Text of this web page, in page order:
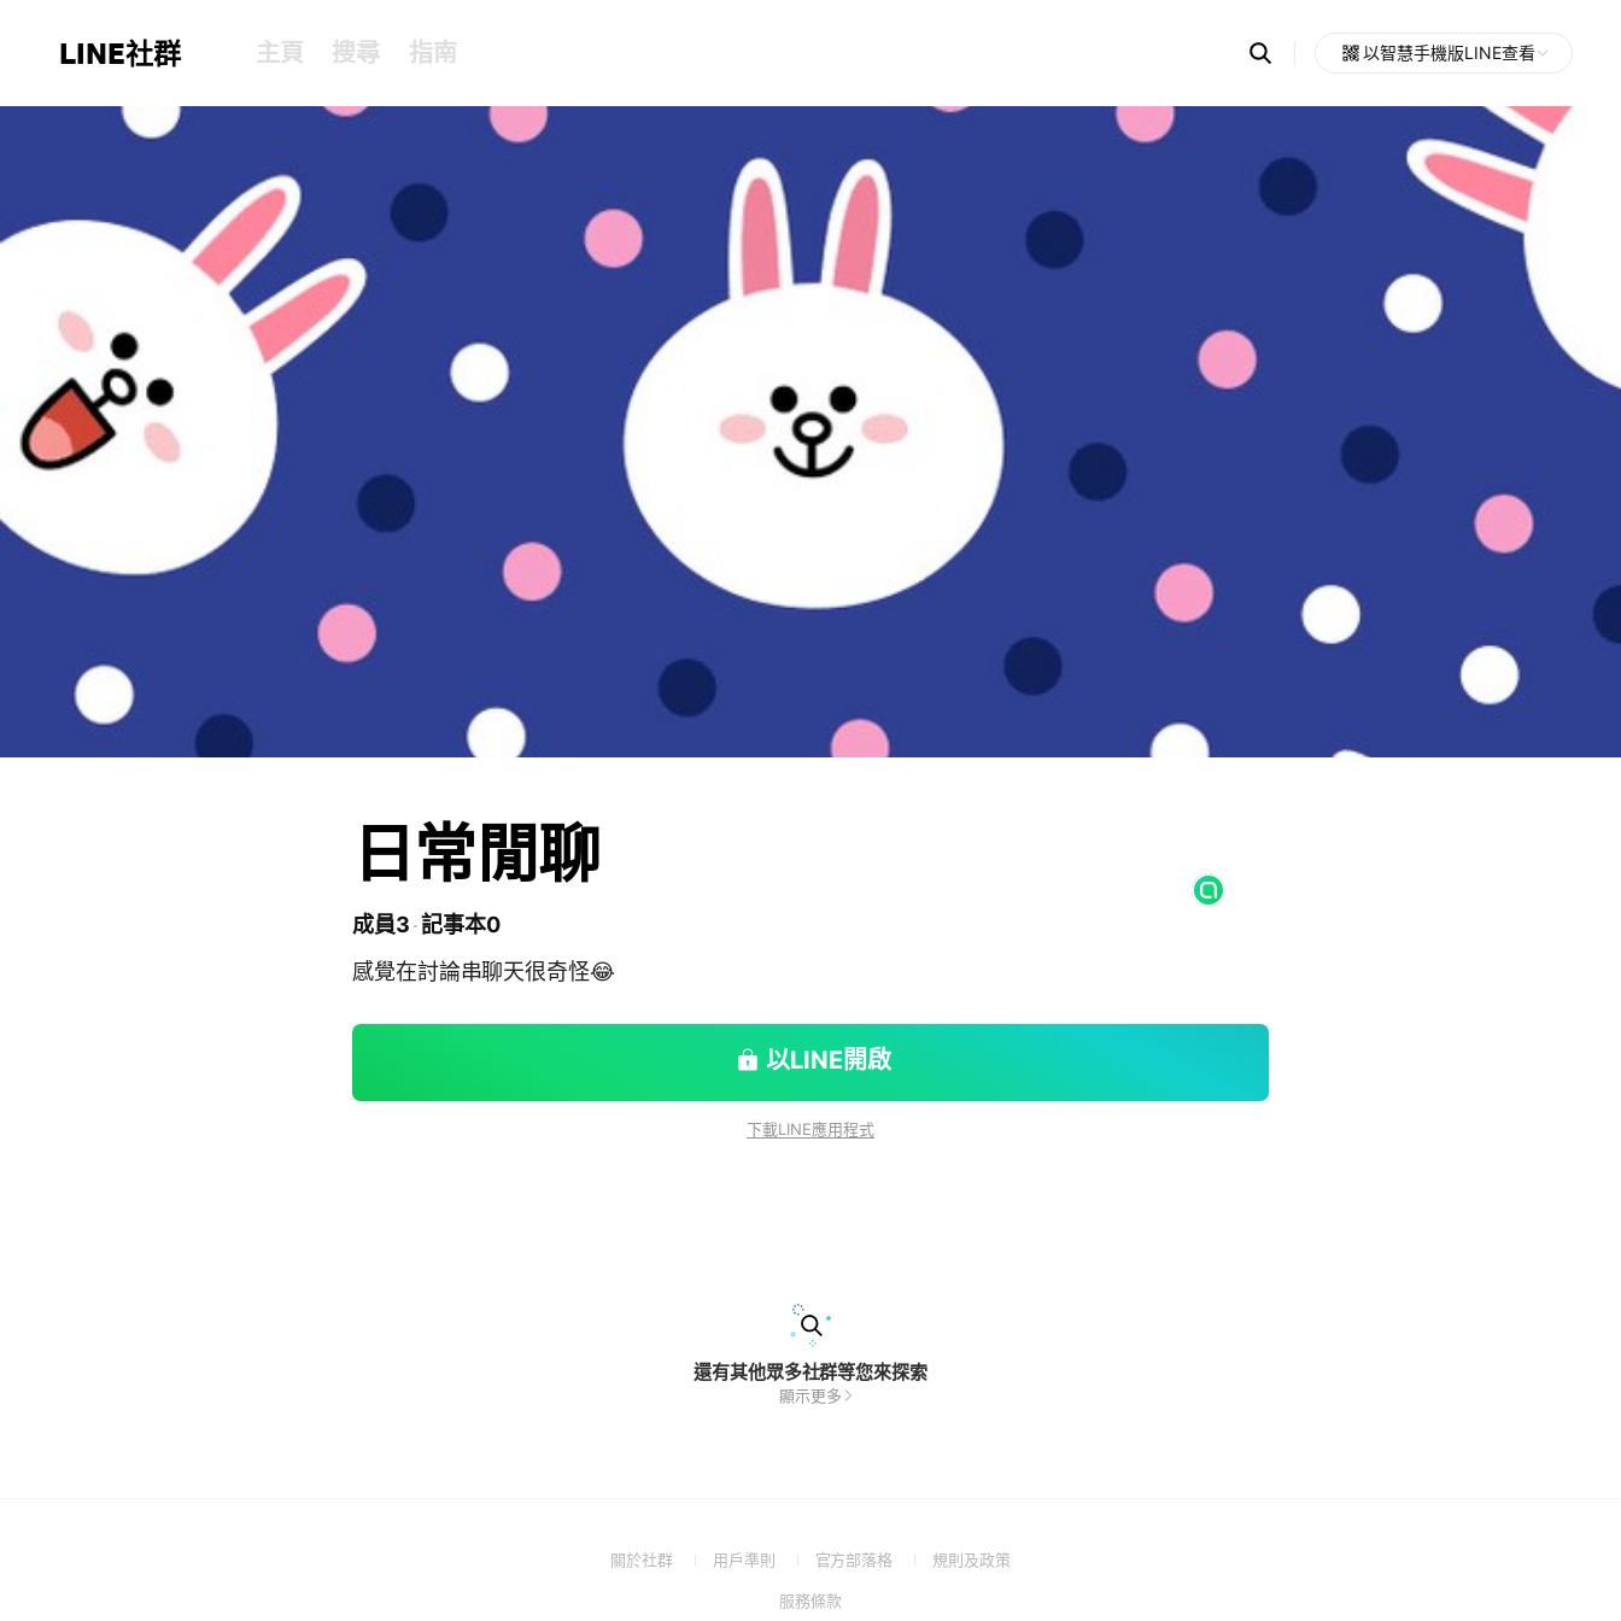
LINE社群 主頁 搜尋 指南 Search
OpenChats
messages
search
以智慧手機版LINE查看
日常閒聊
成員3 記事本0
感覺在討論串聊天很奇怪😂
以LINE開啟
下載LINE應用程式
還有其他眾多社群等您來探索
顯示更多
關於社群
(Open用戶準則
(Open
a
官方部落格
(Open規則及政策(Open
服務條款(Open